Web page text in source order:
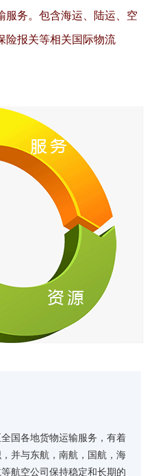
服务。包含海运、陆运、空
险报关等相关国际物流
国各地货物运输服务，有着
并与东航，南航，国航，海
航空公司保持稳定和长期的